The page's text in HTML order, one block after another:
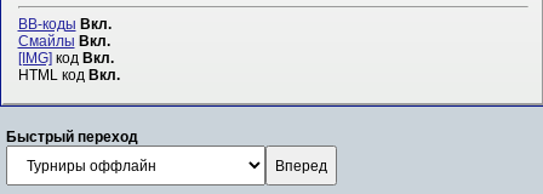
BB-коды Вкл.
Смайлы Вкл.
[IMG]код Вкл.
HTML код Вкл.
Быстрый переход